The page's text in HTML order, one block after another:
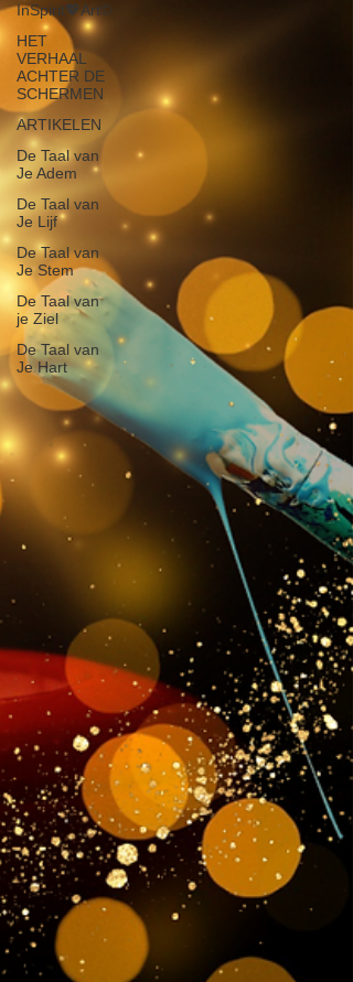
InSpirit💖Art©
HET
VERHAAL
ACHTER DE
SCHERMEN
ARTIKELEN
De Taal van
Je Adem
De Taal van
Je Lijf
De Taal van
Je Stem
De Taal van
je Ziel
De Taal van
Je Hart